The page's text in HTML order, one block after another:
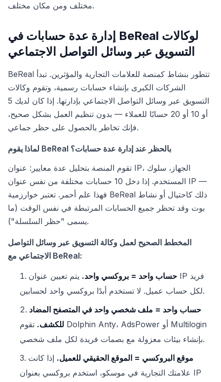
مختلف ومن مكان مختلف.
إدارة عدة حسابات في BeReal لوكالات
التسويق عبر وسائل التواصل الاجتماعي
BeReal تتطور بنشاط كمنصة للعلامات التجارية والمؤثرين. تبدأ
الشركات الكبرى بإنشاء حسابات رسمية، وتقوم وكالات
التسويق عبر وسائل التواصل الاجتماعي بإدارتها. إذا كان لديك 5
أو 10 أو 20 حسابًا للعملاء — بدون تنظيم العمل بشكل صحيح،
فإنك تخاطر بالحصول على حظر جماعي.
لماذا يقوم BeReal بالحظر عند إدارة عدة حسابات؟
تقوم المنصة بتحليل عدة معايير: عنوان IP، الجهاز، سلوك
المستخدم. إذا دخل 10 حسابات مختلفة من نفس عنوان IP —
فهذا علم أحمر. تعتبر خوارزمية BeReal ذلك كاحتيال أو نشاط
بوت وقد تحظر جميع الحسابات المرتبطة في نفس الوقت (ما
يسمى "حظر السلسلة").
المخطط الصحيح لعمل وكالة التسويق عبر وسائل التواصل
الاجتماعي مع BeReal:
حساب واحد = بروكسي واحد. يتم تعيين عنوان IP فريد
لكل حساب عميل. لا تستخدم أبدًا بروكسي واحد لحسابين.
حساب واحد = ملف شخصي واحد في المتصفح المضاد
للكشف. تقوم Dolphin Anty، AdsPower أو Multilogin
بإنشاء بيئات معزولة مع بصمات فريدة لكل ملف شخصي.
موقع البروكسي = الموقع الحقيقي للعميل. إذا كانت
علامتك التجارية في موسكو، استخدم بروكسي بعنوان IP